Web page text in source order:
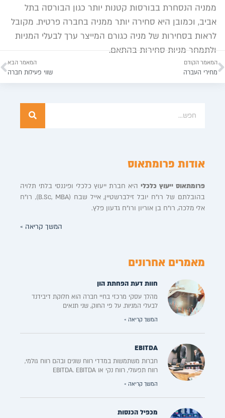
ממניה הנסחרת בבורסות קטנות יותר כגון הבורסה בתל
אביב, וכמובן היא סחירה יותר ממניה בחברה פרטית. מקובל
לראות בסחירות של מניה כגורם המייצר ערך לבעלי המניות
ולתמחר מניות סחירות בהתאם.
המאמר הקודם
מחירי העברה
המאמר הבא
שווי פעילות חברה
אודות פרומתאוס
פרומתאוס ייעוץ כלכלי היא חברת ייעוץ כלכלי ופיננסי בלתי תלויה
בהובלתם של רו”ח יובל זילברשטיין, אייל שבח (B.Sc, MBA), רו”ח
אלי מלכה, רו”ח בן אוריון ורו”ח גדעון פלץ.
המשך קריאה »
מאמרים אחרונים
חוות דעת הפחתת הון
מהלך עסקי מרכזי בחיי חברה הוא חלוקת דיבידנד
לבעלי המניות. על פי החוק, שני תנאים
המשך קריאה »
EBITDA
חברות משתמשות במדדי רווח שונים ובהם רווח גולמי,
רווח תפעולי, רווח נקי או EBITDA. EBITDA
המשך קריאה »
מכפיל הכנסות